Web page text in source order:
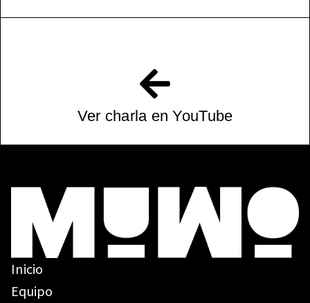
Ver charla en YouTube
Inicio
Equipo